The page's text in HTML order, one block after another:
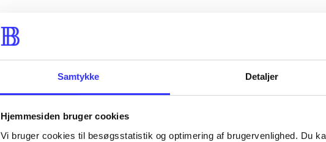
Samtykke Detaljer
Hjemmesiden bruger cookies
Vi bruger cookies til besøgsstatistik og optimering af brugervenlighed. Du